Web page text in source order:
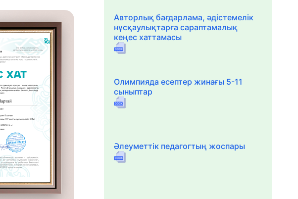
Авторлық бағдарлама, әдістемелік
нұсқаулықтарға сараптамалық
кеңес хаттамасы
Олимпияда есептер жинағы 5-11
сыныптар
Әлеуметтік педагогтың жоспары